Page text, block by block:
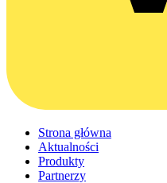
Strona główna
Aktualności
Produkty
Partnerzy